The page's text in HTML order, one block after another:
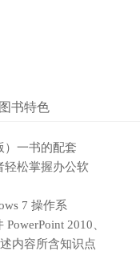
图书特色
）一书的配套
轻松掌握办公软
7 操作系
2010、
内容所含知识点